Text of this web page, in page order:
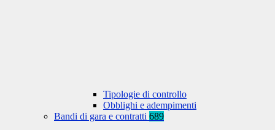
Tipologie di controllo
Obblighi e adempimenti
Bandi di gara e contratti 689